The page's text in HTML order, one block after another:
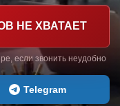
НЕ ХВАТАЕТ
если звонить неудобно
Telegram